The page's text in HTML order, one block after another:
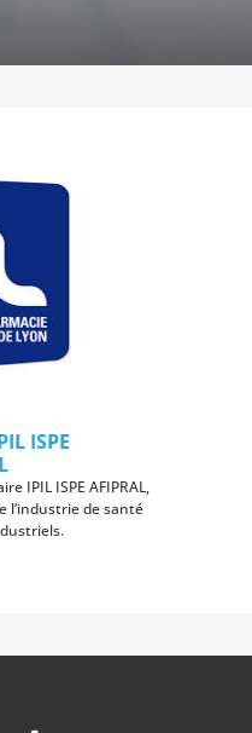
ISPE
IPIL ISPE AFIPRAL,
l’industrie de santé